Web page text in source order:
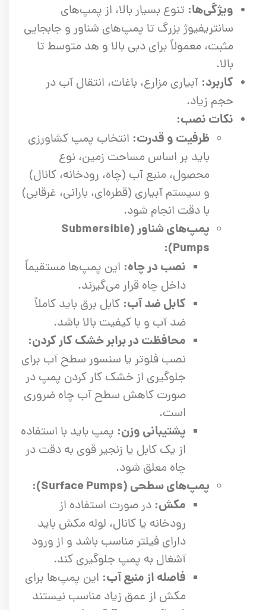
ویژگی‌ها: تنوع بسیار بالا، از پمپ‌های
سانتریفیوژ بزرگ تا پمپ‌های شناور و جابجایی
مثبت، معمولاً برای دبی بالا و هد متوسط تا
بالا.
کاربرد: آبیاری مزارع، باغات، انتقال آب در
حجم زیاد.
نکات نصب:
ظرفیت و قدرت: انتخاب پمپ کشاورزی
باید بر اساس مساحت زمین، نوع
محصول، منبع آب (چاه، رودخانه، کانال)
و سیستم آبیاری (قطره‌ای، بارانی، غرقابی)
با دقت انجام شود.
پمپ‌های شناور (Submersible
Pumps):
نصب در چاه: این پمپ‌ها مستقیماً
داخل چاه قرار می‌گیرند.
کابل ضد آب: کابل برق باید کاملاً
ضد آب و با کیفیت بالا باشد.
محافظت در برابر خشک کار کردن:
نصب فلوتر یا سنسور سطح آب برای
جلوگیری از خشک کار کردن پمپ در
صورت کاهش سطح آب چاه ضروری
است.
پشتیبانی وزن: پمپ باید با استفاده
از یک کابل یا زنجیر قوی به دقت در
چاه معلق شود.
پمپ‌های سطحی (Surface Pumps):
مکش: در صورت استفاده از
رودخانه یا کانال، لوله مکش باید
دارای فیلتر مناسب باشد و از ورود
آشغال به پمپ جلوگیری کند.
فاصله از منبع آب: این پمپ‌ها برای
مکش از عمق زیاد مناسب نیستند